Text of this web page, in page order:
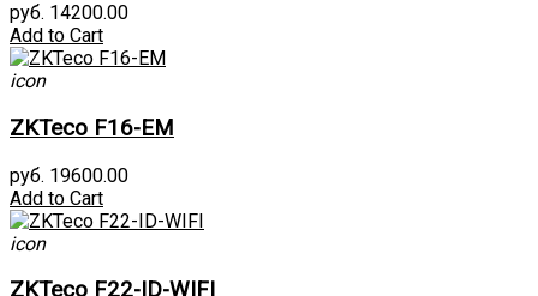
руб. 14200.00
Add to Cart
icon
ZKTeco F16-EM
руб. 19600.00
Add to Cart
icon
ZKTeco F22-ID-WIFI